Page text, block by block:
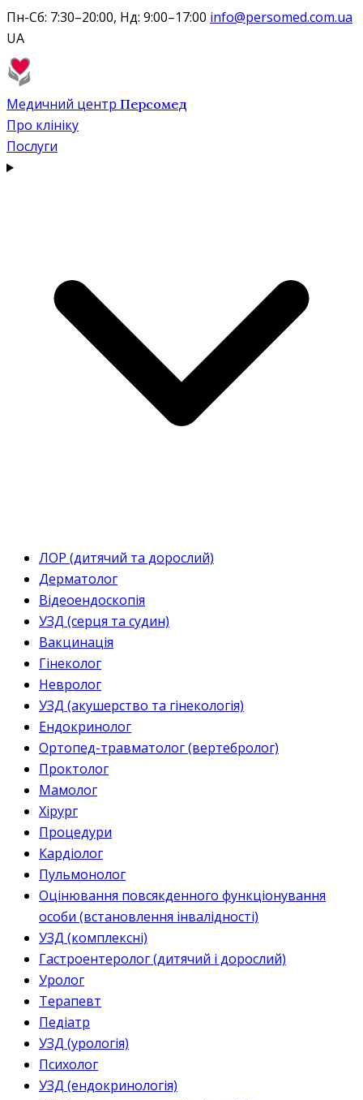
Пн-Сб: 7:30–20:00, Нд: 9:00–17:00 info@persomed.com.ua
UA
Медичний центр Персомед
Про клініку
Послуги
ЛОР (дитячий та дорослий)
Дерматолог
Відеоендоскопія
УЗД (серця та судин)
Вакцинація
Гінеколог
Невролог
УЗД (акушерство та гінекологія)
Ендокринолог
Ортопед-травматолог (вертебролог)
Проктолог
Мамолог
Хірург
Процедури
Кардіолог
Пульмонолог
Оцінювання повсякденного функціонування
особи (встановлення інвалідності)
УЗД (комплексні)
Гастроентеролог (дитячий і дорослий)
Уролог
Терапевт
Педіатр
УЗД (урологія)
Психолог
УЗД (ендокринологія)